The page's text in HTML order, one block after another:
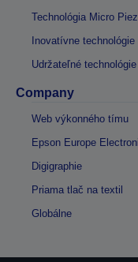
Technológia Micro
Inovatívne technológie
Udržateľné technológie
Company
Web výkonného tímu
Epson Europe
Digigraphie
Priama tlač na textil
Globálne